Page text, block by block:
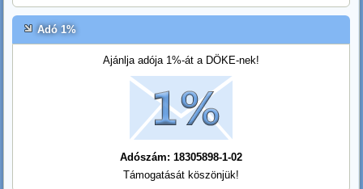
Adó 1%
Ajánlja adója 1%-át a DÖKE-nek!
Adószám: 18305898-1-02
Támogatását köszönjük!